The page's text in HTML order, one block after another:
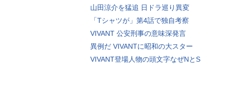
山田涼介を猛追 日ドラ巡り異変
「Tシャツが」第4話で独自考察
VIVANT 公安刑事の意味深発言
異例だ VIVANTに昭和の大スター
VIVANT登場人物の頭文字なぜNとS